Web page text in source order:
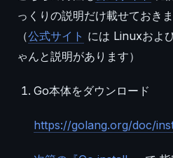
っくりの説明だけ載せておきま
（公式サイト には Linuxおよ
ゃんと説明があります）
Go本体をダウンロード
https://golang.org/doc/